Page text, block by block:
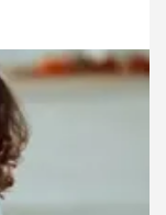
görünmesini